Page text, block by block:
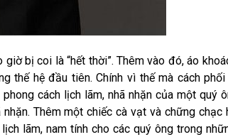
bị coi là “hết thời”. Thêm vào đó, áo
thế hệ đầu tiên. Chính vì thế mà cách
cách lịch lãm, nhã nhặn của một quý
Thêm một chiếc cà vạt và chững chạc
lãm, nam tính cho các quý ông trong